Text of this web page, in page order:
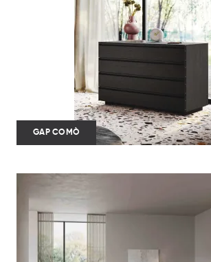
GAP COMÒ